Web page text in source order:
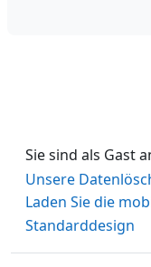
Sie sind als Gast
Unsere
Laden Sie die
Standarddesign